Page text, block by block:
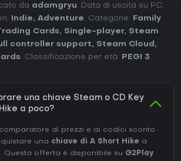
da adamgryu. Data di uscita su PC:
Indie, Adventure. Categorie:
Family
Cards, Single-player, Steam
controller support, Steam Cloud ,
. Classificazione per età: PEGI 3.
una chiave Steam o CD Key
a poco?
di prezzi e ai codici sconto
una chiave di A Short Hike a
. Questa offerta è disponibile su G2Play